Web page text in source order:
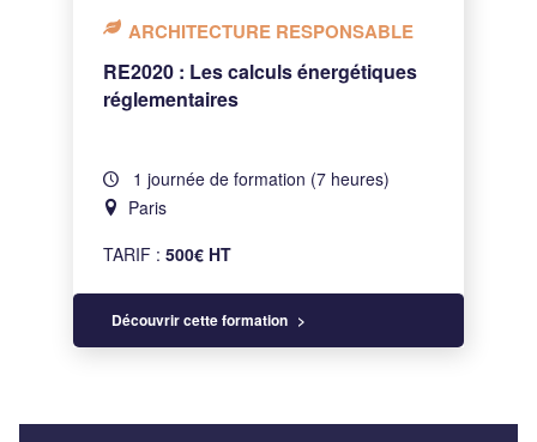
ARCHITECTURE RESPONSABLE
RE2020 : Les calculs énergétiques
réglementaires
1 journée de formation (7 heures)
Paris
TARIF :500€ HT
Découvrir cette formation